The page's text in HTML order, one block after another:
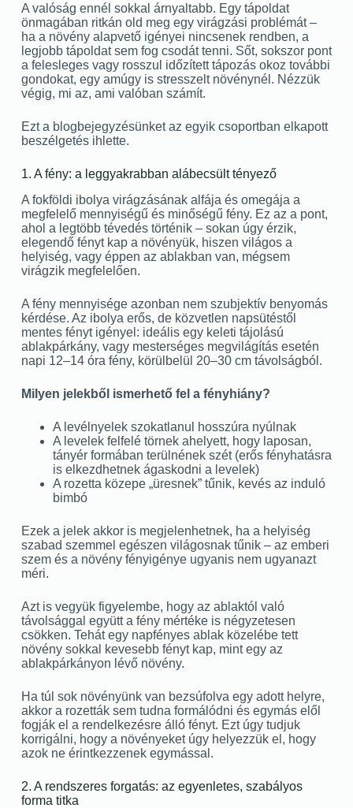
A valóság ennél sokkal árnyaltabb. Egy tápoldat
önmagában ritkán old meg egy virágzási problémát –
ha a növény alapvető igényei nincsenek rendben, a
legjobb tápoldat sem fog csodát tenni. Sőt, sokszor pont
a felesleges vagy rosszul időzített tápozás okoz további
gondokat, egy amúgy is stresszelt növénynél. Nézzük
végig, mi az, ami valóban számít.
Ezt a blogbejegyzésünket az egyik csoportban elkapott
beszélgetés ihlette.
1. A fény: a leggyakrabban alábecsült tényező
A fokföldi ibolya virágzásának alfája és omegája a
megfelelő mennyiségű és minőségű fény. Ez az a pont,
ahol a legtöbb tévedés történik – sokan úgy érzik,
elegendő fényt kap a növényük, hiszen világos a
helyiség, vagy éppen az ablakban van, mégsem
virágzik megfelelően.
A fény mennyisége azonban nem szubjektív benyomás
kérdése. Az ibolya erős, de közvetlen napsütéstől
mentes fényt igényel: ideális egy keleti tájolású
ablakpárkány, vagy mesterséges megvilágítás esetén
napi 12–14 óra fény, körülbelül 20–30 cm távolságból.
Milyen jelekből ismerhető fel a fényhiány?
A levélnyelek szokatlanul hosszúra nyúlnak
A levelek felfelé törnek ahelyett, hogy laposan,
tányér formában terülnének szét (erős fényhatásra
is elkezdhetnek ágaskodni a levelek)
A rozetta közepe „üresnek” tűnik, kevés az induló
bimbó
Ezek a jelek akkor is megjelenhetnek, ha a helyiség
szabad szemmel egészen világosnak tűnik – az emberi
szem és a növény fényigénye ugyanis nem ugyanazt
méri.
Azt is vegyük figyelembe, hogy az ablaktól való
távolsággal együtt a fény mértéke is négyzetesen
csökken. Tehát egy napfényes ablak közelébe tett
növény sokkal kevesebb fényt kap, mint egy az
ablakpárkányon lévő növény.
Ha túl sok növényünk van bezsúfolva egy adott helyre,
akkor a rozetták sem tudna formálódni és egymás elől
fogják el a rendelkezésre álló fényt. Ezt úgy tudjuk
korrigálni, hogy a növényeket úgy helyezzük el, hogy
azok ne érintkezzenek egymással.
2. A rendszeres forgatás: az egyenletes, szabályos
forma titka